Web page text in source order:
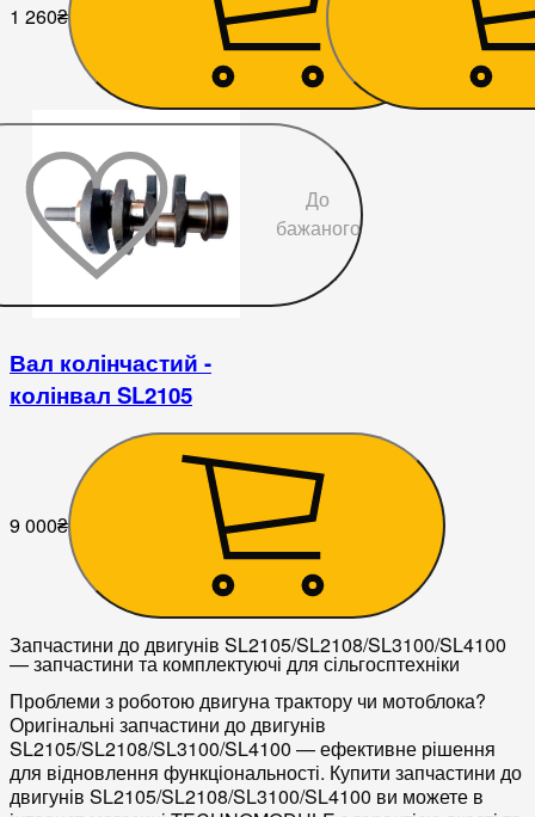
1 260₴ 9 000₴
До
бажаного
Вал колінчастий -
колінвал SL2105
9 000₴
Запчастини до двигунів SL2105/SL2108/SL3100/SL4100
— запчастини та комплектуючі для сільгосптехніки
Проблеми з роботою двигуна трактору чи мотоблока?
Оригінальні запчастини до двигунів
SL2105/SL2108/SL3100/SL4100 — ефективне рішення
для відновлення функціональності. Купити запчастини до
двигунів SL2105/SL2108/SL3100/SL4100 ви можете в